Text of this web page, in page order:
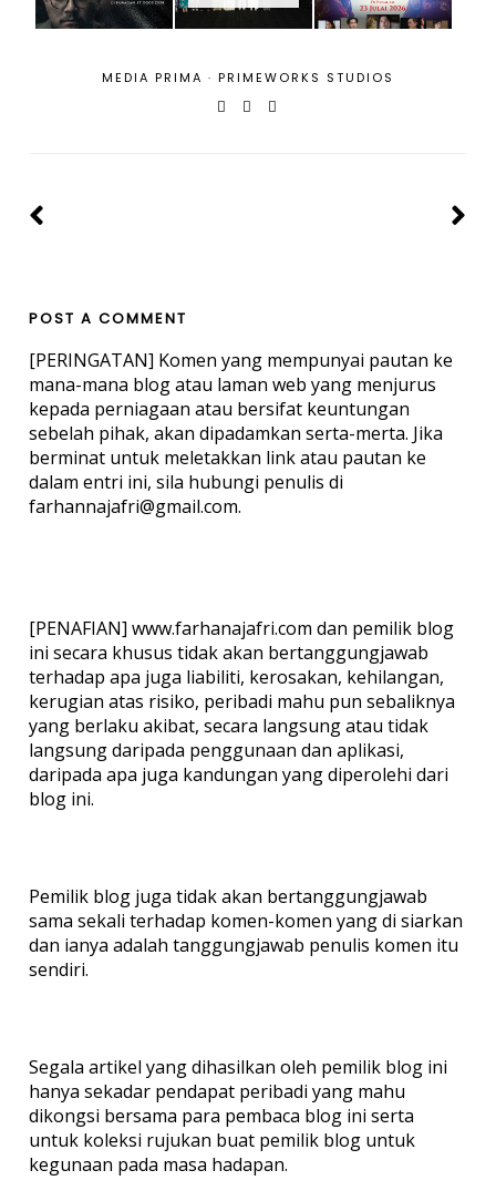
MEDIA PRIMA · PRIMEWORKS STUDIOS
POST A COMMENT
[PERINGATAN] Komen yang mempunyai pautan ke
mana-mana blog atau laman web yang menjurus
kepada perniagaan atau bersifat keuntungan
sebelah pihak, akan dipadamkan serta-merta. Jika
berminat untuk meletakkan link atau pautan ke
dalam entri ini, sila hubungi penulis di
farhannajafri@gmail.com.
[PENAFIAN] www.farhanajafri.com dan pemilik blog
ini secara khusus tidak akan bertanggungjawab
terhadap apa juga liabiliti, kerosakan, kehilangan,
kerugian atas risiko, peribadi mahu pun sebaliknya
yang berlaku akibat, secara langsung atau tidak
langsung daripada penggunaan dan aplikasi,
daripada apa juga kandungan yang diperolehi dari
blog ini.
Pemilik blog juga tidak akan bertanggungjawab
sama sekali terhadap komen-komen yang di siarkan
dan ianya adalah tanggungjawab penulis komen itu
sendiri.
Segala artikel yang dihasilkan oleh pemilik blog ini
hanya sekadar pendapat peribadi yang mahu
dikongsi bersama para pembaca blog ini serta
untuk koleksi rujukan buat pemilik blog untuk
kegunaan pada masa hadapan.